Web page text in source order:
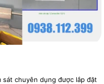
sát chuyên dụng được lắp đặt